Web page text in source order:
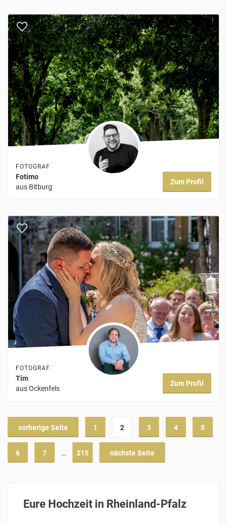
FOTOGRAF
Fotimo
aus Bitburg
Zum Profil
FOTOGRAF
Tim
aus Ockenfels
Zum Profil
vorherige Seite 1 2 3 4 5
6 7 … 215 nächste Seite
Eure Hochzeit in Rheinland-Pfalz